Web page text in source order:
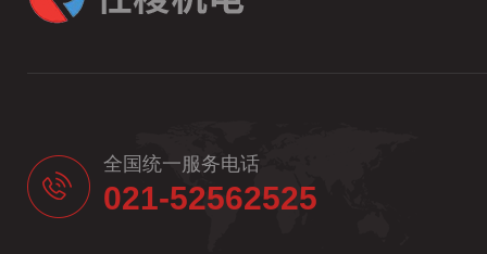
全国统一服务电话
021-52562525